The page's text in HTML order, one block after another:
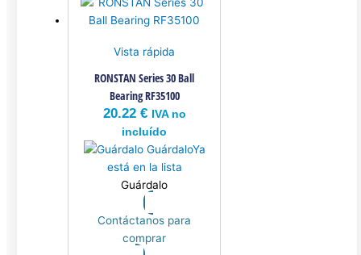
Vista rápida
RONSTAN Series 30 Ball
Bearing RF35100
20.22 € IVA no
incluído
GuárdaloYa
está en la lista
Guárdalo
Contáctanos para
comprar